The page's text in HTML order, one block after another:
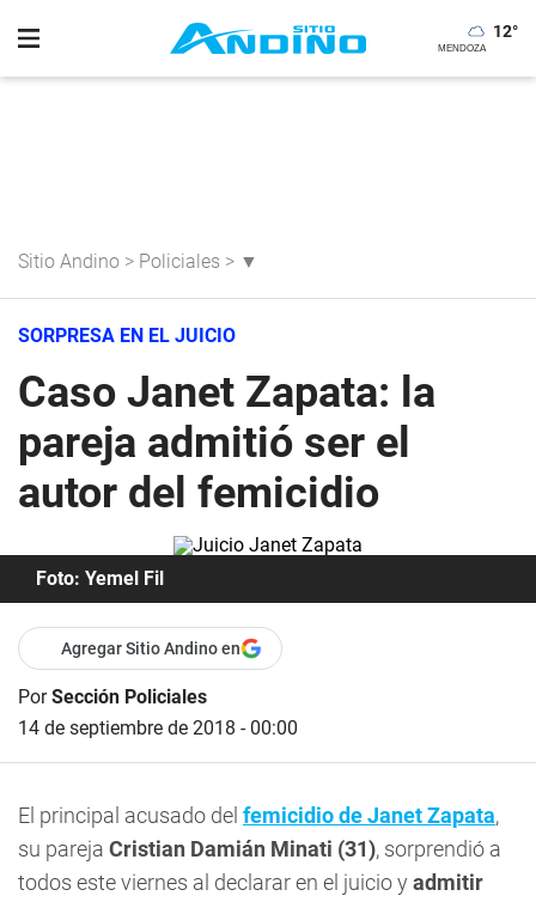
12°
Sitio Andino > Policiales > ▼
SORPRESA EN EL JUICIO
Caso Janet Zapata: la
pareja admitió ser el
autor del femicidio
Foto: Yemel Fil
Agregar Sitio Andino en
PorSección Policiales
14 de septiembre de 2018 - 00:00
El principal acusado del femicidio de Janet Zapata,
su pareja Cristian Damián Minati (31), sorprendió a
todos este viernes al declarar en el juicio y admitir